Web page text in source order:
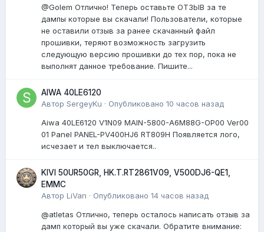
@Golem Отлично! Теперь оставьте ОТЗЫВ за те
дампы которые вы скачали! Пользователи, которые
не оставили отзыв за ранее скачанный файл
прошивки, теряют возможность загрузить
следующую версию прошивки до тех пор, пока не
выполнят данное требование. Пишите...
AIWA 40LE6120
Автор SergeyKu · Опубликовано 10 часов назад
Aiwa 40LE6120 V1N09 MAIN-5800-A6M88G-OP00 Ver00
01 Panel PANEL-PV400HJ6 RT809H Появляется лого,
исчезает и тел выключается..
KIVI 50UR50GR, HK.T.RT2861V09, V500DJ6-QE1,
EMMC
Автор LiVan · Опубликовано 14 часов назад
@atletas Отлично, теперь осталось написать отзыв за
дамп который вы уже скачали. Обратите внимание: